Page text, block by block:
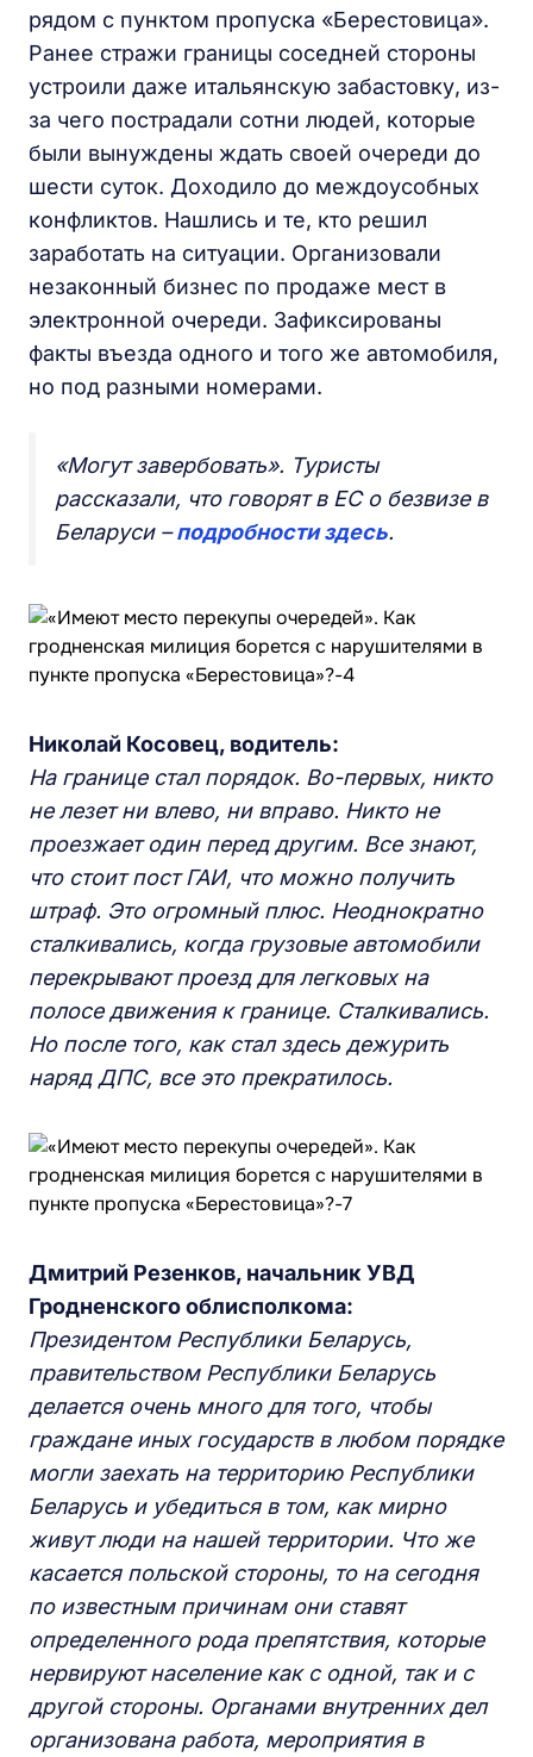
рядом с пунктом пропуска «Берестовица».
Ранее стражи границы соседней стороны
устроили даже итальянскую забастовку, из-
за чего пострадали сотни людей, которые
были вынуждены ждать своей очереди до
шести суток. Доходило до междоусобных
конфликтов. Нашлись и те, кто решил
заработать на ситуации. Организовали
незаконный бизнес по продаже мест в
электронной очереди. Зафиксированы
факты въезда одного и того же автомобиля,
но под разными номерами.
«Могут завербовать». Туристы
рассказали, что говорят в ЕС о безвизе в
Беларуси – подробности здесь.
Николай Косовец, водитель:
На границе стал порядок. Во-первых, никто
не лезет ни влево, ни вправо. Никто не
проезжает один перед другим. Все знают,
что стоит пост ГАИ, что можно получить
штраф. Это огромный плюс. Неоднократно
сталкивались, когда грузовые автомобили
перекрывают проезд для легковых на
полоседвижения к границе. Сталкивались.
Но после того, как стал здесь дежурить
наряд ДПС, все это прекратилось.
Дмитрий Резенков, начальник УВД
Гродненского облисполкома:
Президентом Республики Беларусь,
правительством Республики Беларусь
делается очень много для того, чтобы
граждане иных государств в любом порядке
могли заехать на территорию Республики
Беларусь и убедиться в том, как мирно
живут люди на нашей территории. Что же
касается польской стороны, то на сегодня
по известным причинам они ставят
определенного рода препятствия, которые
нервируют население как с одной, так и с
другой стороны. Органами внутренних дел
организована работа, мероприятия в